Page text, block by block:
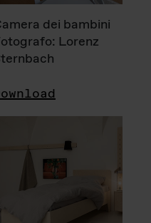
dei bambini
Lorenz